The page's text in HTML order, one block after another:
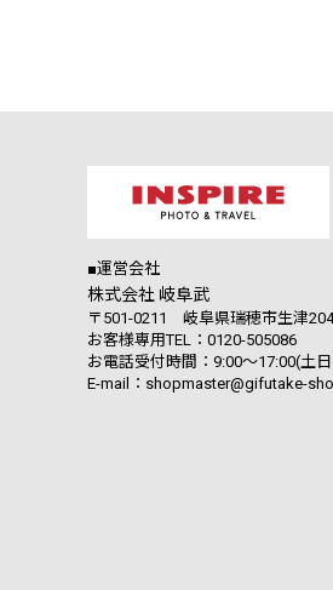
■運営会社
株式会社 岐阜武
〒501-0211 岐阜県瑞穂市生津
お客様専用TEL：0120-505086
お電話受付時間：9:00～17:00(土
E-mail：shopmaster@gifutake-